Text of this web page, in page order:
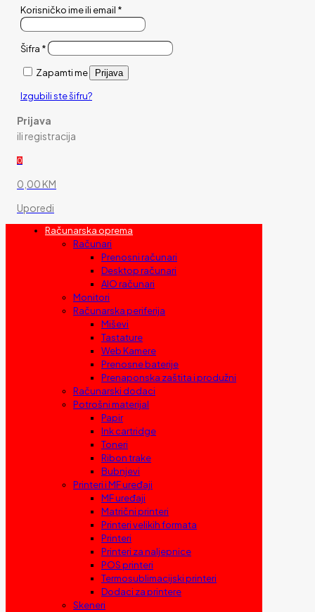
Korisničko ime ili email *
Šifra *
Zapamti me Prijava
Izgubili ste šifru?
Prijava
ili registracija
0
0,00 KM
Uporedi
Računarska oprema
Računari
Prenosni računari
Desktop računari
AIO računari
Monitori
Računarska periferija
Miševi
Tastature
Web Kamere
Prenosne baterije
Prenaponska zaštita i produžni
Računarski dodaci
Potrošni materijal
Papir
Ink cartridge
Toneri
Ribon trake
Bubnjevi
Printeri i MF uređaji
MF uređaji
Matrični printeri
Printeri velikih formata
Printeri
Printeri za naljepnice
POS printeri
Termosublimacijski printeri
Dodaci za printere
Skeneri